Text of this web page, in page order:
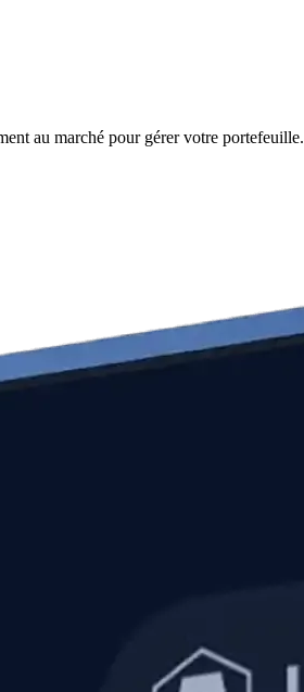
au marché pour gérer votre portefeuille.